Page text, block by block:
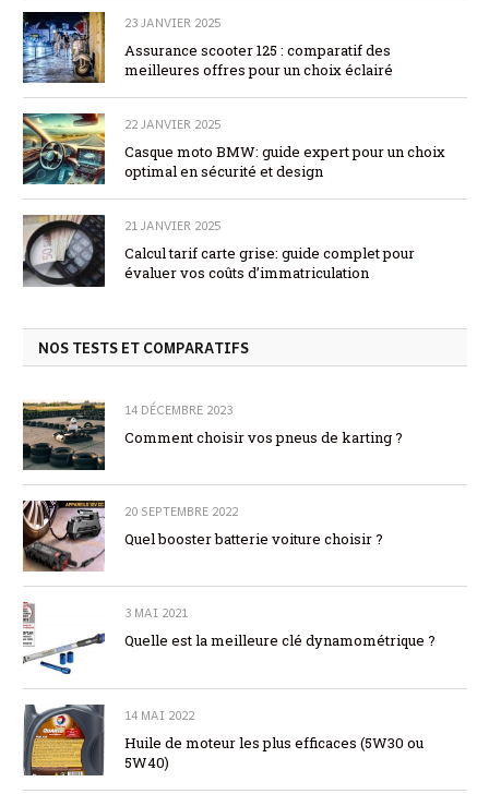
23 JANVIER 2025
Assurance scooter 125 : comparatif des
meilleures offres pour un choix éclairé
22 JANVIER 2025
Casque moto BMW: guide expert pour un choix
optimal en sécurité et design
21 JANVIER 2025
Calcul tarif carte grise: guide complet pour
évaluer vos coûts d’immatriculation
NOS TESTS ET COMPARATIFS
14 DÉCEMBRE 2023
Comment choisir vos pneus de karting ?
20 SEPTEMBRE 2022
Quel booster batterie voiture choisir ?
3 MAI 2021
Quelle est la meilleure clé dynamométrique ?
14 MAI 2022
Huile de moteur les plus efficaces (5W30 ou
5W40)